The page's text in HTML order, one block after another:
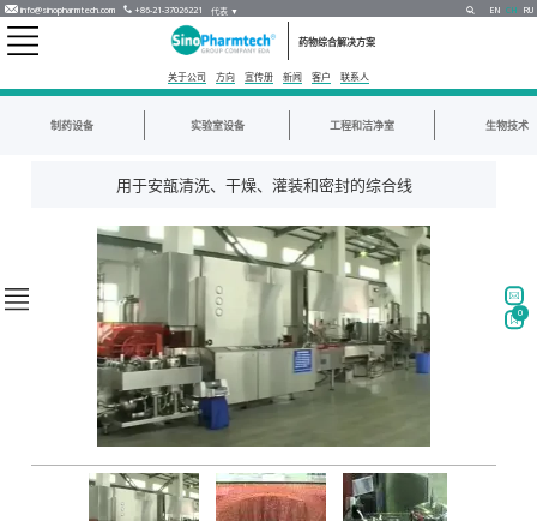
info@sinopharmtech.com +86-21-37026221 代表 ▼ EN CH RU
药物综合解决方案
关于公司 方向 宣传册 新闻 客户 联系人
制药设备 实验室设备 工程和洁净室 生物技术
用于安瓿清洗、干燥、灌装和密封的综合线
0